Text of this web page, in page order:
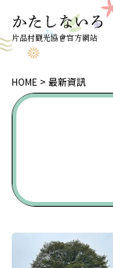
片品村觀光協會官方網站
HOME 最新資訊